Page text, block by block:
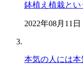
鉢植え植栽とい
2022年08月11日
本気の人には本